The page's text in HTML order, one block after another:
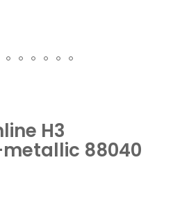
H3
88040